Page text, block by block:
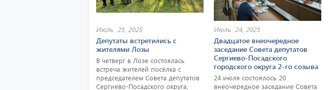
Июль 25, 2025
Депутаты встретились с
жителями Лозы
В четверг в Лозе состоялась
встреча жителей посёлка с
председателем Совета депутатов
Сергиево-Посадского округа,
Июль 24, 2025
Двадцатое внеочередное
заседание Совета депутатов
Сергиево-Посадского
городского округа 2-го созыва
24 июля состоялось 20
внеочередное заседание Совета